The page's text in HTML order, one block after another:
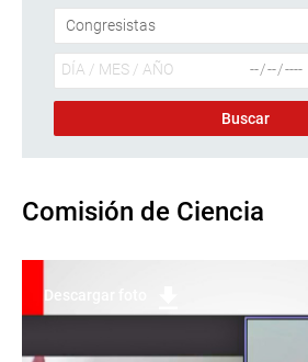
Comisión de Ciencia
Descargar foto